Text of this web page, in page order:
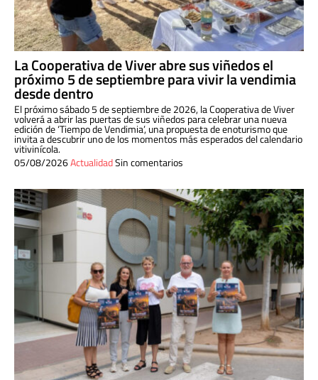
La Cooperativa de Viver abre sus viñedos el
próximo 5 de septiembre para vivir la vendimia
desde dentro
El próximo sábado 5 de septiembre de 2026, la Cooperativa de Viver
volverá a abrir las puertas de sus viñedos para celebrar una nueva
edición de ‘Tiempo de Vendimia’, una propuesta de enoturismo que
invita a descubrir uno de los momentos más esperados del calendario
vitivinícola.
05/08/2026ActualidadSin comentarios